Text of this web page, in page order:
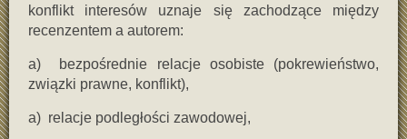
konflikt interesów uznaje się zachodzące między
recenzentem a autorem:
a) bezpośrednie relacje osobiste (pokrewieństwo,
związki prawne, konflikt),
a) relacje podległości zawodowej,